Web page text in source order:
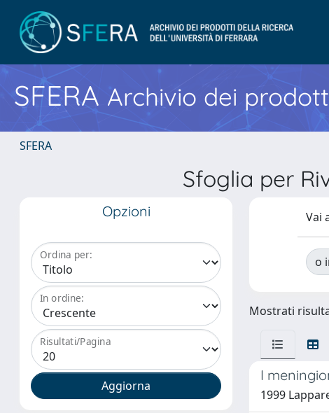
SFERA Archivio dei
SFERA
Sfoglia per
Opzioni
Ordina per:
In ordine:
Risultati/Pagina
Vai
o
Mostrati
I
1999